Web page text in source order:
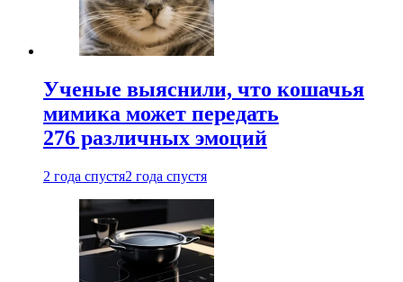
Ученые выяснили, что кошачья
мимика может передать
276 различных эмоций
2 года спустя2 года спустя